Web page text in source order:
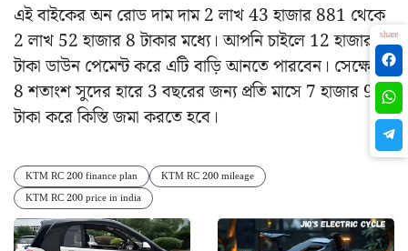
এই বাইকের অন রোড দাম দাম 2 লাখ 43 হাজার 881 থেকে
2 লাখ 52 হাজার 8 টাকার মধ্যে। আপনি চাইলে 12 হাজার
টাকা ডাউন পেমেন্ট করে এটি বাড়ি আনতে পারবেন। সেক্ষেত্রে
8 শতাংশ সুদের হারে 3 বছরের জন্য প্রতি মাসে 7 হাজার 980
টাকা করে কিস্তি জমা করতে হবে।
KTM RC 200 finance plan
KTM RC 200 mileage
KTM RC 200 price in india
share